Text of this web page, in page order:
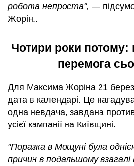
робота непроста", —
Жорін..
Чотири роки потому:
перемога
Для Максима Жоріна 21
дата в календарі. Це
одна невдача, завдана
усієї кампанії на Київщині.
"Поразка в Мощуні була
причин в подальшому